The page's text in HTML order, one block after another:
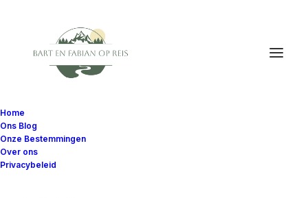
Home
Ons Blog
Onze Bestemmingen
Over ons
Privacybeleid